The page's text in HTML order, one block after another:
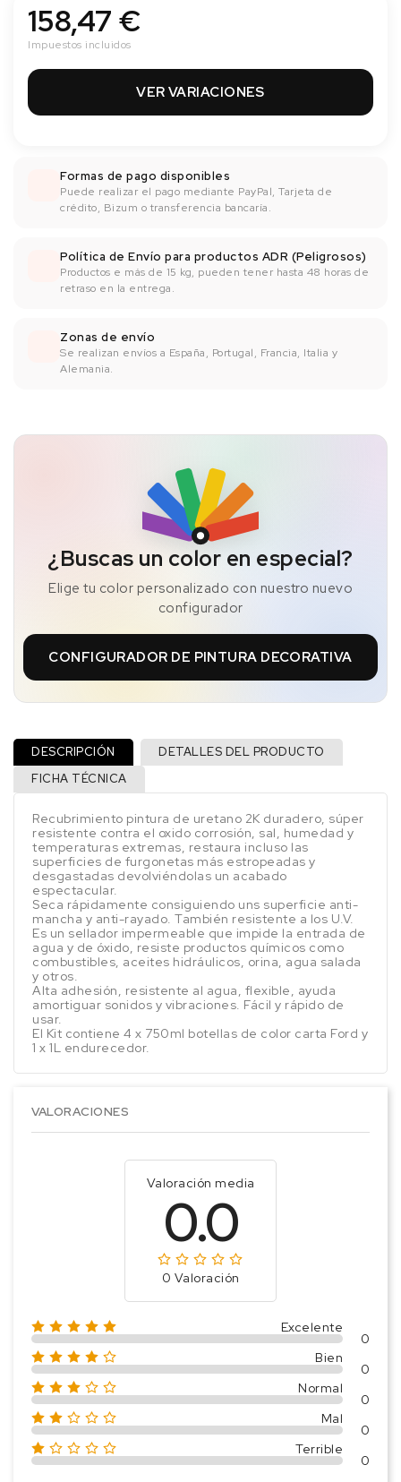
158,47 €
Impuestos incluidos
VER VARIACIONES
Formas de pago disponibles
Puede realizar el pago mediante PayPal, Tarjeta de
crédito, Bizum o transferencia bancaría.
Política de Envío para productos ADR (Peligrosos)
Productos e más de 15 kg, pueden tener hasta 48 horas de
retraso en la entrega.
Zonas de envío
Se realizan envíos a España, Portugal, Francia, Italia y
Alemania.
¿Buscas un color en especial?
Elige tu color personalizado con nuestro nuevo
configurador
CONFIGURADOR DE PINTURA DECORATIVA
DESCRIPCIÓN
DETALLES DEL PRODUCTO
FICHA TÉCNICA
Recubrimiento pintura de uretano 2K duradero, súper
resistente contra el oxido corrosión, sal, humedad y
temperaturas extremas, restaura incluso las
superficies de furgonetas más estropeadas y
desgastadas devolviéndolas un acabado
espectacular.
Seca rápidamente consiguiendo uns superficie anti-
mancha y anti-rayado. También resistente a los U.V.
Es un sellador impermeable que impide la entrada de
agua y de óxido, resiste productos químicos como
combustibles, aceites hidráulicos, orina, agua salada
y otros.
Alta adhesión, resistente al agua, flexible, ayuda
amortiguar sonidos y vibraciones. Fácil y rápido de
usar.
El Kit contiene 4 x 750ml botellas de color carta Ford y
1 x 1L endurecedor.
VALORACIONES
Valoración media
0.0
0 Valoración
Excelente
0
Bien
0
Normal
0
Mal
0
Terrible
0